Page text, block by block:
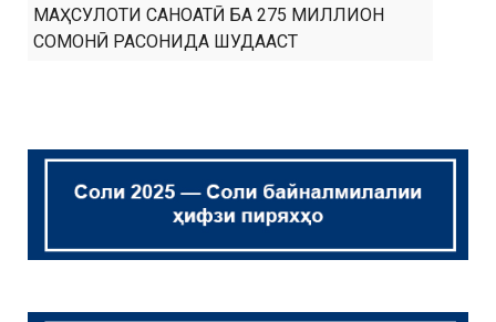
МАҲСУЛОТИ САНОАТӢ БА 275 МИЛЛИОН
СОМОНӢ РАСОНИДА ШУДААСТ